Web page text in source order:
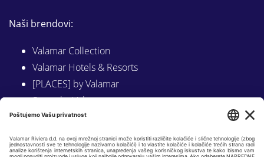
Naši brendovi:
Valamar Collection
Valamar Hotels & Resorts
[PLACES] by Valamar
Sunny by Valamar
Valamar Camping
Istraži na Valamar.com